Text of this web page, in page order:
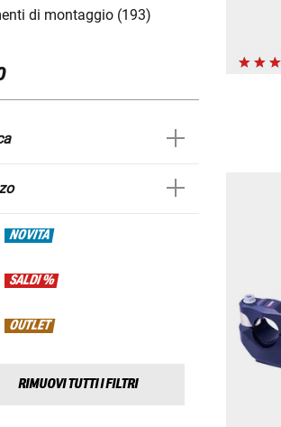
di montaggio (193)
NOVITÀ
SALDI %
OUTLET
RIMUOVI TUTTI I FILTRI